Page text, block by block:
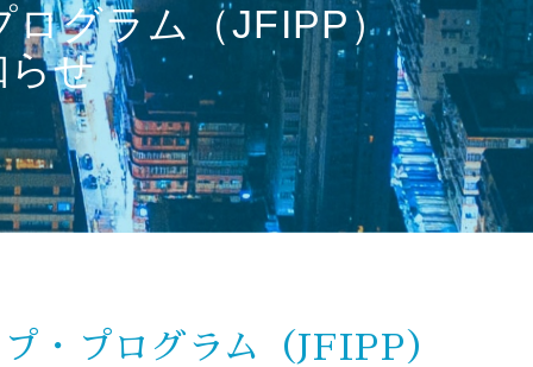
ログラム（JFIPP）
らせ
・プログラム（JFIPP）